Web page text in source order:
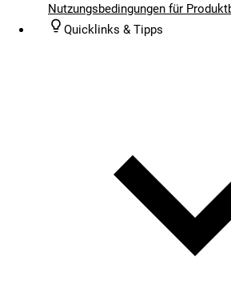
Nutzungsbedingungen für
Quicklinks & Tipps